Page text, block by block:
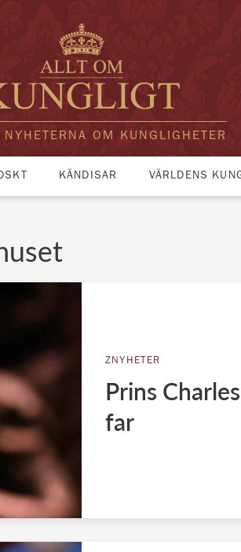
NYHETERNA OM KUNGLIGHETER
KÄNDISAR VÄRLDENS
ZNYHETER
Prins
far